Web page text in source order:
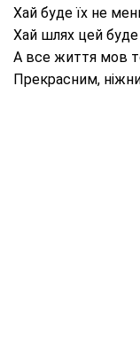
Хай буде їх не
Хай шлях цей буде
А все життя мов
Прекрасним,